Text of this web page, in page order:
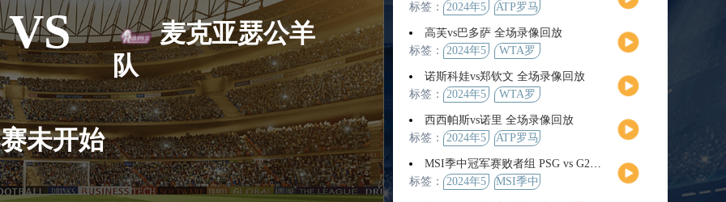
VS
未开始
麦克亚瑟公羊
队
标签：
2024年5
ATP罗马
男单第3
轮
高芙vs巴多萨 全场录像回放
标签：
2024年5
WTA罗
赛女单
第4轮
诺斯科娃vs郑钦文 全场录像回放
标签：
2024年5
WTA罗
赛女单
第3轮
西西帕斯vs诺里 全场录像回放
标签：
2024年5
ATP罗马
男单第3
轮
MSI季中冠军赛败者组 PSG vs G2 全场录像回放
标签：
2024年5
MSI季中